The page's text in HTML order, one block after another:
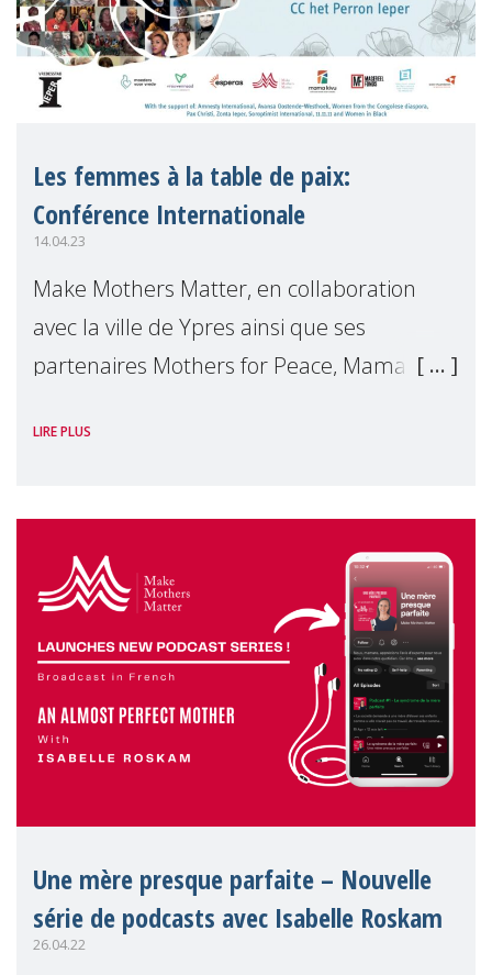
Les femmes à la table de paix:
Conférence Internationale
14.04.23
Make Mothers Matter, en collaboration
avec la ville de Ypres ainsi que ses
partenaires Mothers for Peace, Mama Kivu
conférence internationale sur la paix
LIRE PLUS
Une mère presque parfaite – Nouvelle
série de podcasts avec Isabelle Roskam
26.04.22